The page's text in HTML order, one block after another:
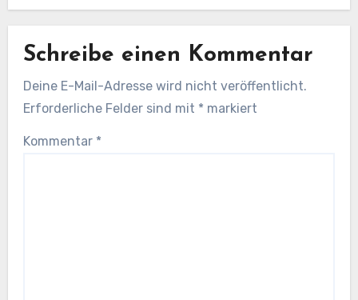
Schreibe einen Kommentar
Deine E-Mail-Adresse wird nicht veröffentlicht.
Erforderliche Felder sind mit * markiert
Kommentar *